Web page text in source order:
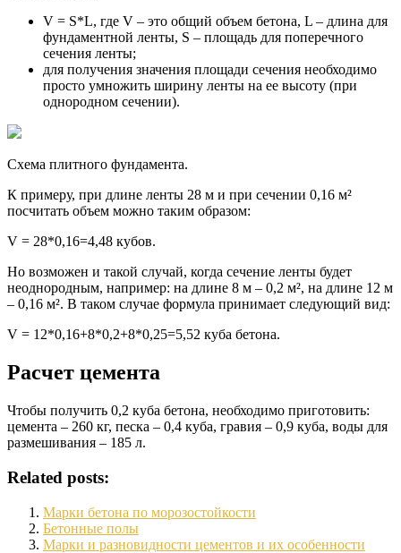
V = S*L, где V – это общий объем бетона, L – длина для
фундаментной ленты, S – площадь для поперечного
сечения ленты;
для получения значения площади сечения необходимо
просто умножить ширину ленты на ее высоту (при
однородном сечении).
Схема плитного фундамента.
К примеру, при длине ленты 28 м и при сечении 0,16 м²
посчитать объем можно таким образом:
V = 28*0,16=4,48 кубов.
Но возможен и такой случай, когда сечение ленты будет
неоднородным, например: на длине 8 м – 0,2 м², на длине 12 м
– 0,16 м². В таком случае формула принимает следующий вид:
V = 12*0,16+8*0,2+8*0,25=5,52 куба бетона.
Расчет цемента
Чтобы получить 0,2 куба бетона, необходимо приготовить:
цемента – 260 кг, песка – 0,4 куба, гравия – 0,9 куба, воды для
размешивания – 185 л.
Related posts:
Марки бетона по морозостойкости
Бетонные полы
Марки и разновидности цементов и их особенности